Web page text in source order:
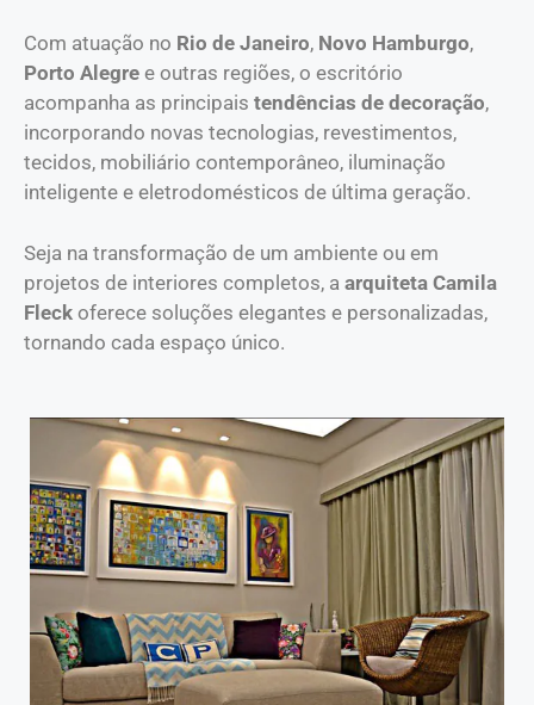
Com atuação no Rio de Janeiro, Novo Hamburgo,
Porto Alegre e outras regiões, o escritório
acompanha as principais tendências de decoração,
incorporando novas tecnologias, revestimentos,
tecidos, mobiliário contemporâneo, iluminação
inteligente e eletrodomésticos de última geração.
Seja na transformação de um ambiente ou em
projetos de interiores completos, a arquiteta Camila
Fleck oferece soluções elegantes e personalizadas,
tornando cada espaço único.